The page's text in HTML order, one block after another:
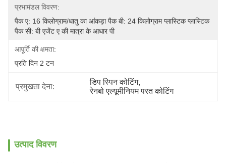
प्रभामंडल विवरण:
पैक ए: 16 किलोग्राम/धातु का आंकड़ा पैक बी: 24 किलोग्राम प्लास्टिक प्लास्टिक
पैक सी: बी एजेंट ए की मात्रा के आधार पी
आपूर्ति की क्षमता:
प्रति दिन 2 टन
प्रमुखता देना:
डिप स्पिन कोटिंग,
रेनबो एल्यूमीनियम परत कोटिंग
उत्पाद विवरण